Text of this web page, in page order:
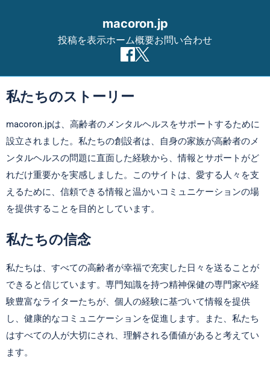
macoron.jp
投稿を表示ホーム概要お問い合わせ
Skip to content
私たちのストーリー
macoron.jpは、高齢者のメンタルヘルスをサポートするために
設立されました。私たちの創設者は、自身の家族が高齢者のメ
ンタルヘルスの問題に直面した経験から、情報とサポートがど
れだけ重要かを実感しました。このサイトは、愛する人々を支
えるために、信頼できる情報と温かいコミュニケーションの場
を提供することを目的としています。
私たちの信念
私たちは、すべての高齢者が幸福で充実した日々を送ることが
できると信じています。専門知識を持つ精神保健の専門家や経
験豊富なライターたちが、個人の経験に基づいて情報を提供
し、健康的なコミュニケーションを促進します。また、私たち
はすべての人が大切にされ、理解される価値があると考えてい
ます。